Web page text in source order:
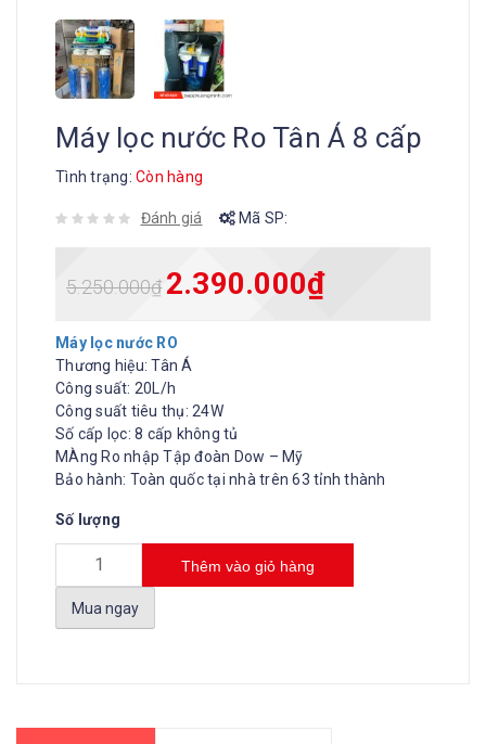
Máy lọc nước Ro Tân Á 8 cấp
Tình trạng: Còn hàng
Đánh giá Mã SP:
5.250.000₫ 2.390.000₫
Máy lọc nước RO
Thương hiệu: Tân Á
Công suất: 20L/h
Công suất tiêu thụ: 24W
Số cấp lọc: 8 cấp không tủ
MÀng Ro nhập Tập đoàn Dow – Mỹ
Bảo hành: Toàn quốc tại nhà trên 63 tỉnh thành
Số lượng
Thêm vào giỏ hàng
Mua ngay